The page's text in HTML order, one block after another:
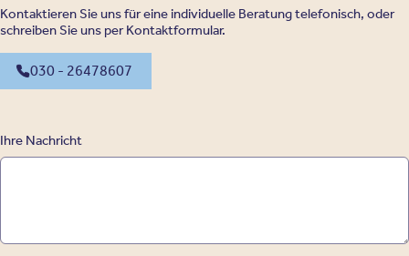
Kontaktieren Sie uns für eine individuelle Beratung telefonisch, oder
schreiben Sie uns per Kontaktformular.
030 - 26478607
Ihre Nachricht